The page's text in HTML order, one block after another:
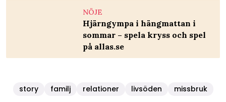
NÖJE
Hjärngympa i hängmattan i
sommar – spela kryss och spel
på allas.se
story familj relationer livsöden missbruk